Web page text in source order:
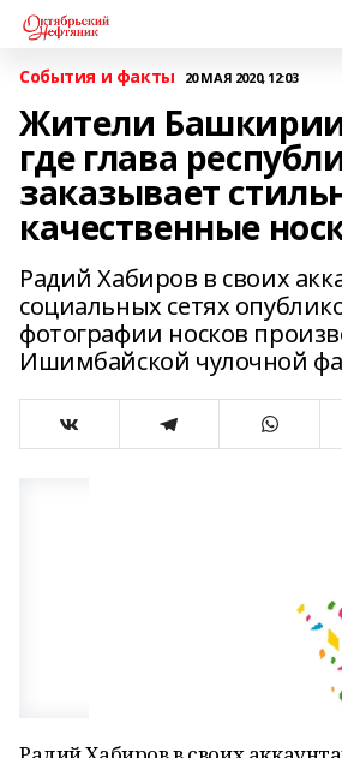
События и факты 20 МАЯ 2020, 12:03
Жители
где глава
заказывает
качественные
Радий Хабиров в своих
социальных сетях
фотографии носков
Ишимбайской чулочной